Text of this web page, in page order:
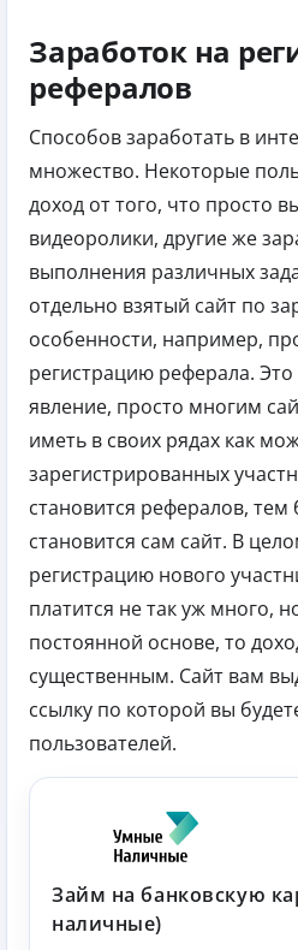
Заработок на
рефералов
Способов заработать в
множество. Некоторые
доход от того, что просто
видеоролики, другие же
выполнения различных
отдельно взятый сайт по
особенности, например,
регистрацию реферала.
явление, просто многим
иметь в своих рядах как
зарегистрированных
становится рефералов,
становится сам сайт. В
регистрацию нового
платится не так уж много,
постоянной основе, то
существенным. Сайт вам
ссылку по которой вы
пользователей.
Займ на банковскую
наличные)